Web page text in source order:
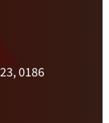
0186